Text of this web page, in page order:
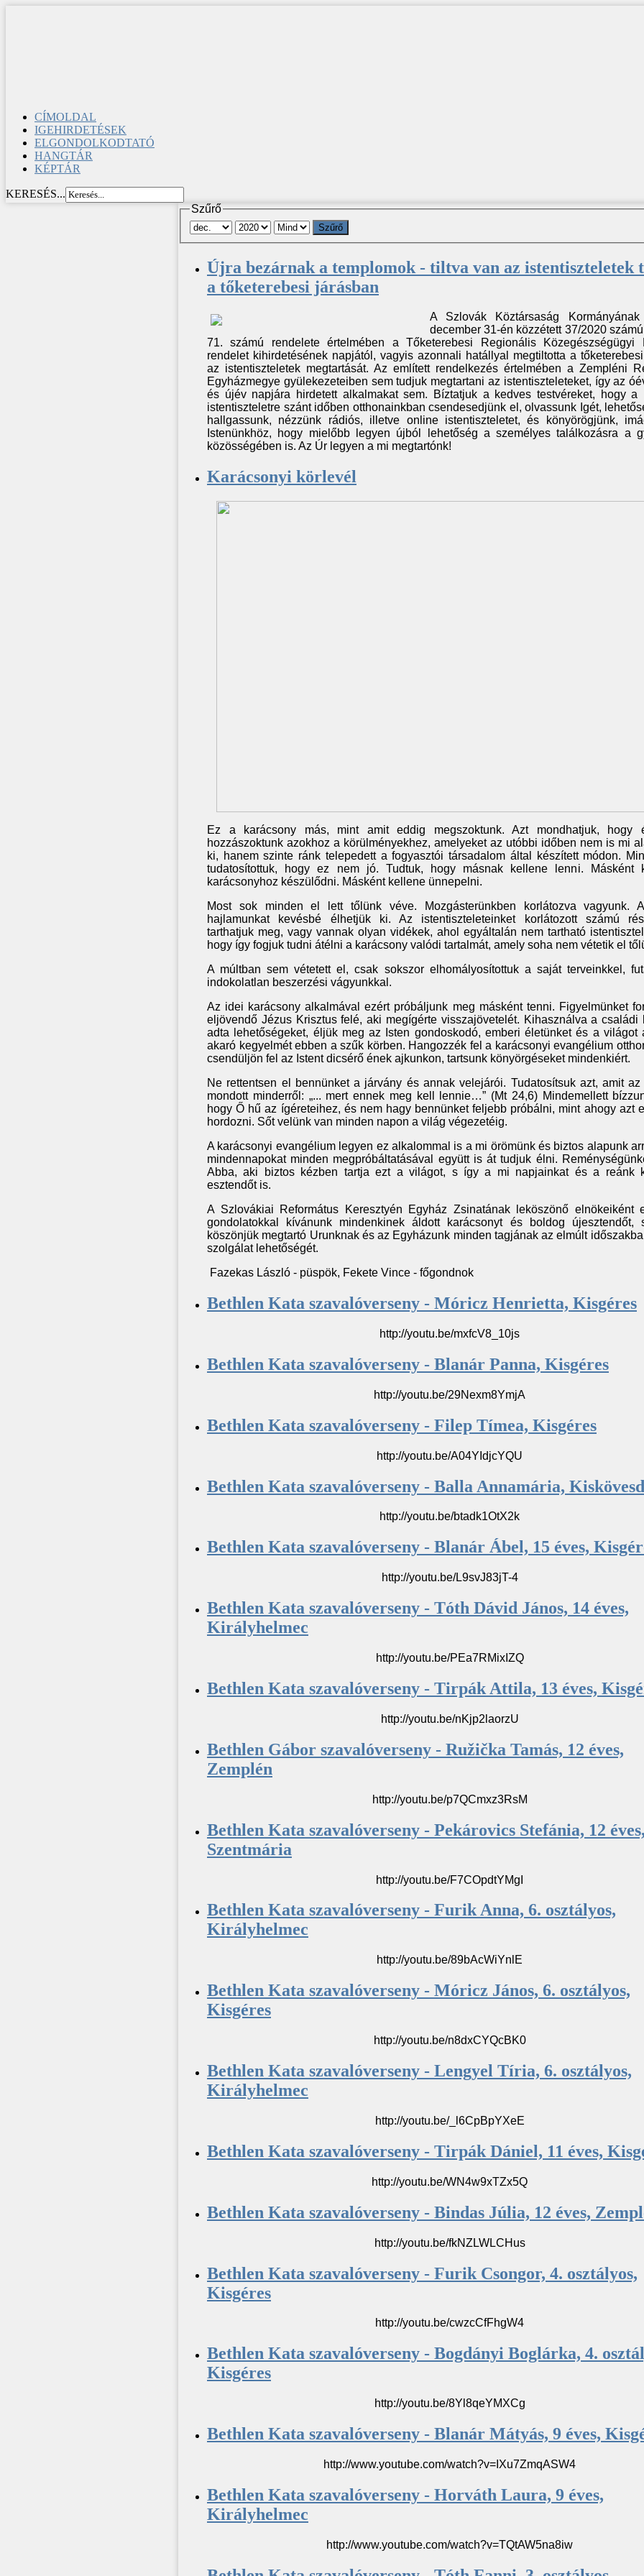
CÍMOLDAL
IGEHIRDETÉSEK
ELGONDOLKODTATÓ
HANGTÁR
KÉPTÁR
KERESÉS...
Szűrő
Szűrő
Újra bezárnak a templomok - tiltva van az istentiszteletek
a tőketerebesi járásban
A Szlovák Köztársaság
december 31-én közzétett 37/2020
71. számú rendelete értelmében a Tőketerebesi Regionális Közegészségügyi
rendelet kihirdetésének napjától, vagyis azonnali hatállyal megtiltotta a
az istentiszteletek megtartását. Az említett rendelkezés értelmében a Zempléni
Egyházmegye gyülekezeteiben sem tudjuk megtartani az istentiszteleteket, így az
és újév napjára hirdetett alkalmakat sem. Bíztatjuk a kedves testvéreket, hogy a
istentiszteletre szánt időben otthonainkban csendesedjünk el, olvassunk Igét,
hallgassunk, nézzünk rádiós, illetve online istentiszteletet, és könyörögjünk,
Istenünkhöz, hogy mielőbb legyen újból lehetőség a személyes találkozásra a
közösségében is. Az Úr legyen a mi megtartónk!
Karácsonyi körlevél
Ez a karácsony más, mint amit eddig megszoktunk. Azt mondhatjuk, hogy
hozzászoktunk azokhoz a körülményekhez, amelyeket az utóbbi időben nem is mi
ki, hanem szinte ránk telepedett a fogyasztói társadalom által készített módon.
tudatosítottuk, hogy ez nem jó. Tudtuk, hogy másnak kellene lenni. Másként
karácsonyhoz készülődni. Másként kellene ünnepelni.
Most sok minden el lett tőlünk véve. Mozgásterünkben korlátozva vagyunk.
hajlamunkat kevésbé élhetjük ki. Az istentiszteleteinket korlátozott számú
tarthatjuk meg, vagy vannak olyan vidékek, ahol egyáltalán nem tartható
hogy így fogjuk tudni átélni a karácsony valódi tartalmát, amely soha nem vétetik el
A múltban sem vétetett el, csak sokszor elhomályosítottuk a saját terveinkkel,
indokolatlan beszerzési vágyunkkal.
Az idei karácsony alkalmával ezért próbáljunk meg másként tenni. Figyelmünket
eljövendő Jézus Krisztus felé, aki megígérte visszajövetelét. Kihasználva a családi
adta lehetőségeket, éljük meg az Isten gondoskodó, emberi életünket és a világot
akaró kegyelmét ebben a szűk körben. Hangozzék fel a karácsonyi evangélium
csendüljön fel az Istent dicsérő ének ajkunkon, tartsunk könyörgéseket mindenkiért.
Ne rettentsen el bennünket a járvány és annak velejárói. Tudatosítsuk azt, amit
mondott minderről: „... mert ennek meg kell lennie…” (Mt 24,6) Mindemellett
hogy Ő hű az ígéreteihez, és nem hagy bennünket feljebb próbálni, mint ahogy azt
hordozni. Sőt velünk van minden napon a világ végezetéig.
A karácsonyi evangélium legyen ez alkalommal is a mi örömünk és biztos alapunk
mindennapokat minden megpróbáltatásával együtt is át tudjuk élni.
Abba, aki biztos kézben tartja ezt a világot, s így a mi napjainkat és a reánk
esztendőt is.
A Szlovákiai Református Keresztyén Egyház Zsinatának leköszönő elnökeiként
gondolatokkal kívánunk mindenkinek áldott karácsonyt és boldog újesztendőt,
köszönjük megtartó Urunknak és az Egyházunk minden tagjának az elmúlt
szolgálat lehetőségét.
Fazekas László - püspök, Fekete Vince - főgondnok
Bethlen Kata szavalóverseny - Móricz Henrietta, Kisgéres
http://youtu.be/mxfcV8_10js
Bethlen Kata szavalóverseny - Blanár Panna, Kisgéres
http://youtu.be/29Nexm8YmjA
Bethlen Kata szavalóverseny - Filep Tímea, Kisgéres
http://youtu.be/A04YIdjcYQU
Bethlen Kata szavalóverseny - Balla Annamária, Kiskövesd
http://youtu.be/btadk1OtX2k
Bethlen Kata szavalóverseny - Blanár Ábel, 15 éves,
http://youtu.be/L9svJ83jT-4
Bethlen Kata szavalóverseny - Tóth Dávid János, 14 éves,
Királyhelmec
http://youtu.be/PEa7RMixIZQ
Bethlen Kata szavalóverseny - Tirpák Attila, 13 éves,
http://youtu.be/nKjp2laorzU
Bethlen Gábor szavalóverseny - Ružička Tamás, 12 éves,
Zemplén
http://youtu.be/p7QCmxz3RsM
Bethlen Kata szavalóverseny - Pekárovics Stefánia, 12
Szentmária
http://youtu.be/F7COpdtYMgI
Bethlen Kata szavalóverseny - Furik Anna, 6. osztályos,
Királyhelmec
http://youtu.be/89bAcWiYnlE
Bethlen Kata szavalóverseny - Móricz János, 6. osztályos,
Kisgéres
http://youtu.be/n8dxCYQcBK0
Bethlen Kata szavalóverseny - Lengyel Tíria, 6. osztályos,
Királyhelmec
http://youtu.be/_l6CpBpYXeE
Bethlen Kata szavalóverseny - Tirpák Dániel, 11 éves,
http://youtu.be/WN4w9xTZx5Q
Bethlen Kata szavalóverseny - Bindas Júlia, 12 éves,
http://youtu.be/fkNZLWLCHus
Bethlen Kata szavalóverseny - Furik Csongor, 4. osztályos,
Kisgéres
http://youtu.be/cwzcCfFhgW4
Bethlen Kata szavalóverseny - Bogdányi Boglárka, 4.
Kisgéres
http://youtu.be/8Yl8qeYMXCg
Bethlen Kata szavalóverseny - Blanár Mátyás, 9 éves,
http://www.youtube.com/watch?v=IXu7ZmqASW4
Bethlen Kata szavalóverseny - Horváth Laura, 9 éves,
Királyhelmec
http://www.youtube.com/watch?v=TQtAW5na8iw